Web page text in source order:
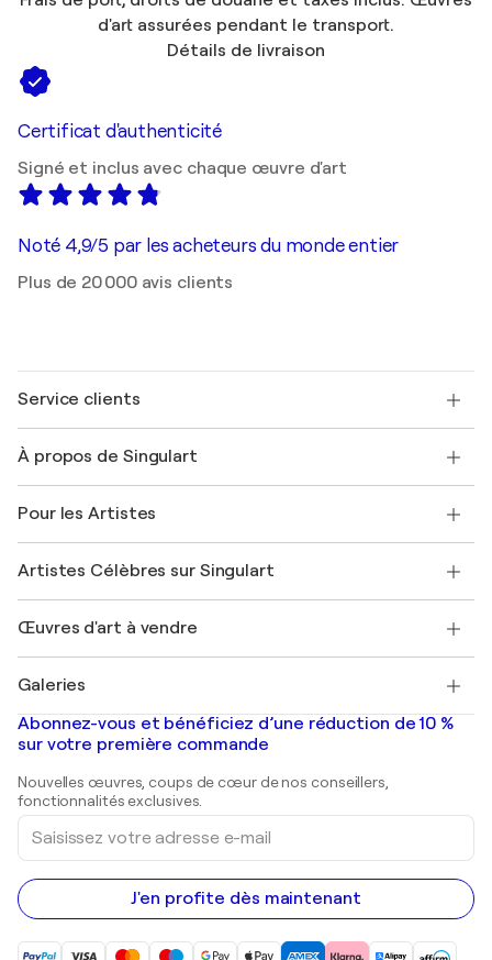
d'art assurées pendant le transport.
Détails de livraison
Certificat d'authenticité
Signé et inclus avec chaque œuvre d'art
Noté 4,9/5 par les acheteurs du monde entier
Plus de 20 000 avis clients
Service clients
Expédition
Offrir une carte cadeau
Rejoignez notre programme commercial
Mon compte
+33 1 76 44 06 42
À propos de Singulart
FAQ
Magazine Singulart
Emplois
Découvrez une sélection d'art original
Pour les Artistes
Se connecter en tant qu'Artiste
Artistes Célèbres sur Singulart
Marc Chagall
Banksy
Mr. Brainwash
Shepard Fairey
Œuvres d'art à vendre
Tableaux abstraits à vendre
Peintures de paysage
Estampes
Peintures acryliques
Galeries
Galeries d'art en France
Galeries d'art en Belgique
Abonnez-vous et bénéficiez d’une réduction de 10 %
sur votre première commande
Nouvelles œuvres, coups de cœur de nos conseillers,
fonctionnalités exclusives.
Saisissez
votre
adresse
e-
mail
J'en profite dès maintenant